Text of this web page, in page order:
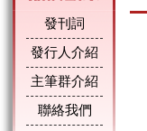
發刊詞
發行人介紹
主筆群介紹
聯絡我們